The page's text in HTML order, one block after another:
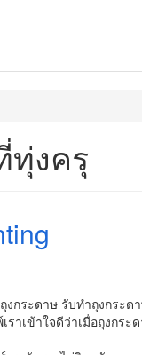
ทุ่งครุ
กระดาษ รับทำถุงกระด
ราเข้าใจดีว่าเมื่อถุงกร